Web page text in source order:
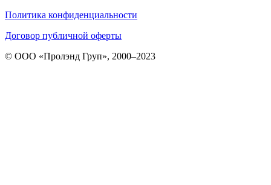
Политика конфиденциальности
Договор публичной оферты
© ООО «Пролэнд Груп», 2000–2023